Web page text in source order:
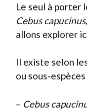
Le seul à porter
Cebus capucinus
allons explorer
Il existe selon
ou sous-
– Cebus